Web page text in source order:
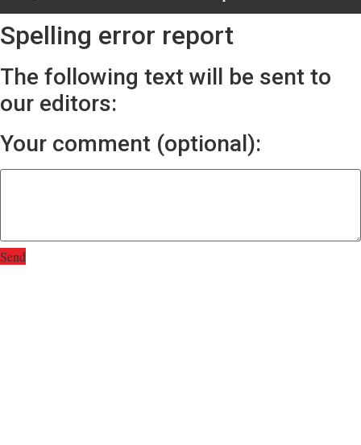
Spelling error report
The following text will be sent to
our editors:
Your comment (optional):
Send